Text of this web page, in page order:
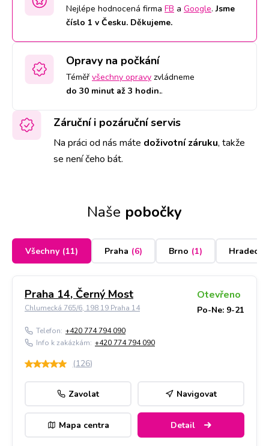
Nejlépe hodnocená firma FB a Google.Jsme
číslo 1 v Česku. Děkujeme.
Opravy na počkání
Téměř všechny opravy zvládneme
do 30 minut až 3 hodin..
Záruční i pozáruční servis
Na práci od nás máte doživotní záruku, takže
se není čeho bát.
Naše pobočky
Všechny (11) Praha (6) Brno (1) Hradec
Praha 14, Černý Most
Chlumecká 765/6, 198 19 Praha 14
Otevřeno
Po-Ne: 9-21
Telefon: +420 774 794 090
Info k zakázkám: +420 774 794 090
(126)
Zavolat Navigovat
Mapa centra Detail